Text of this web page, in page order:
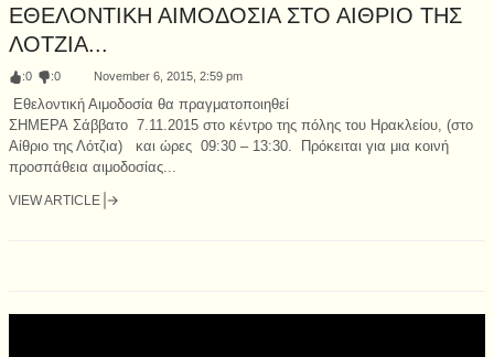
ΕΘΕΛΟΝΤΙΚΗ ΑΙΜΟΔΟΣΙΑ ΣΤΟ ΑΙΘΡΙΟ ΤΗΣ
ΛΟΤΖΙΑ...
:0 :0 November 6, 2015, 2:59 pm
Εθελοντική Αιμοδοσία θα πραγματοποιηθεί
ΣΗΜΕΡΑ Σάββατο 7.11.2015 στο κέντρο της πόλης του Ηρακλείου, (στο
Αίθριο της Λότζια) και ώρες 09:30 – 13:30. Πρόκειται για μια κοινή
προσπάθεια αιμοδοσίας...
VIEW ARTICLE